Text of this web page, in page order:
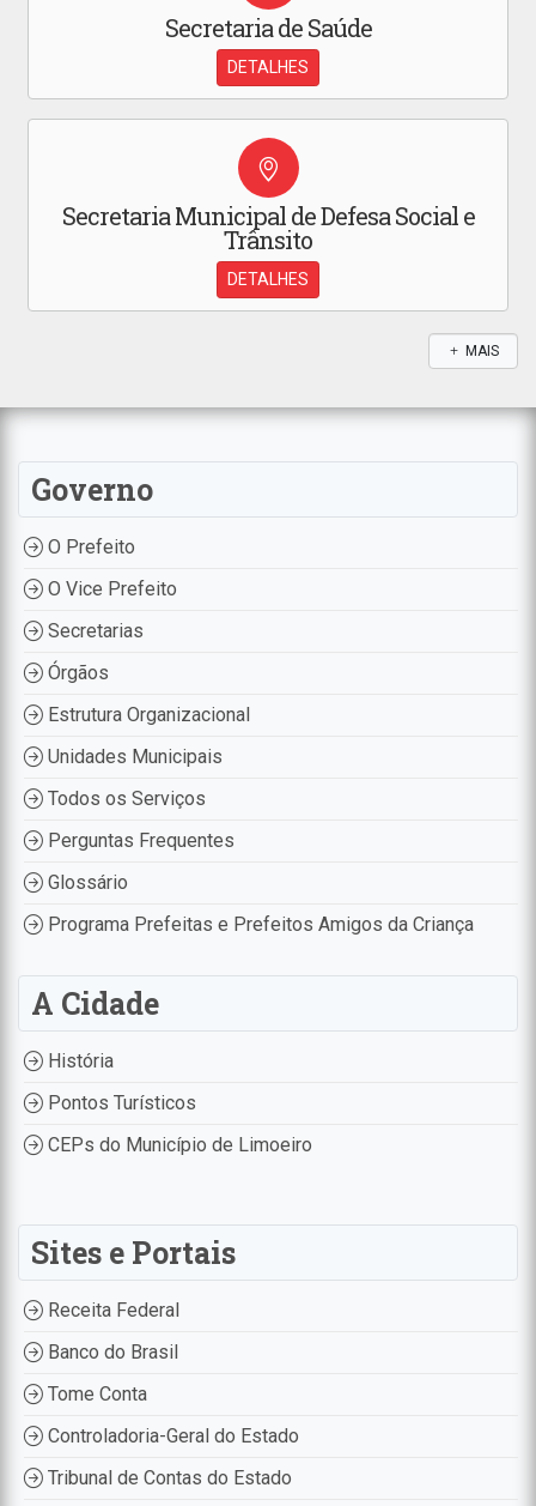
Secretaria de Saúde
DETALHES
Secretaria Municipal de Defesa Social e
Trânsito
DETALHES
MAIS
Governo
O Prefeito
O Vice Prefeito
Secretarias
Órgãos
Estrutura Organizacional
Unidades Municipais
Todos os Serviços
Perguntas Frequentes
Glossário
Programa Prefeitas e Prefeitos Amigos da Criança
A Cidade
História
Pontos Turísticos
CEPs do Município de Limoeiro
Sites e Portais
Receita Federal
Banco do Brasil
Tome Conta
Controladoria-Geral do Estado
Tribunal de Contas do Estado